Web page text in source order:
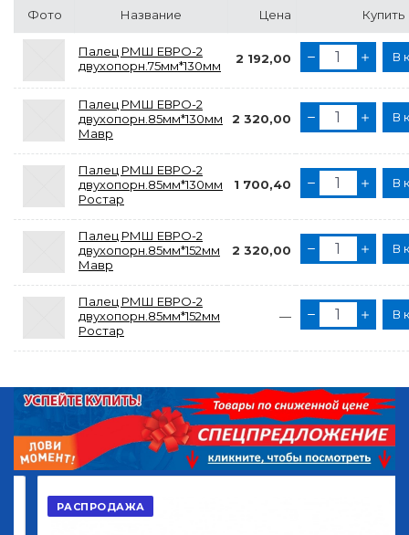
Фото Название Цена Купить
Палец РМШ ЕВРО-2
двухопорн.75мм*130мм
2 192,00 В
Палец РМШ ЕВРО-2
двухопорн.85мм*130мм
Мавр
2 320,00 В
Палец РМШ ЕВРО-2
двухопорн.85мм*130мм
Ростар
1 700,40 В
Палец РМШ ЕВРО-2
двухопорн.85мм*152мм
Мавр
2 320,00 В
Палец РМШ ЕВРО-2
двухопорн.85мм*152мм
Ростар
— В
РАСПРОДАЖА